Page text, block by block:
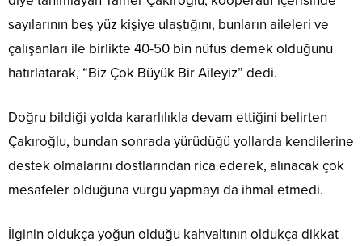
sayılarının beş yüz kişiye ulaştığını, bunların aileleri ve
çalışanları ile birlikte 40-50 bin nüfus demek olduğunu
hatırlatarak, “Biz Çok Büyük Bir Aileyiz” dedi.
Doğru bildiği yolda kararlılıkla devam ettiğini belirten
Çakıroğlu, bundan sonrada yürüdüğü yollarda kendilerine
destek olmalarını dostlarından rica ederek, alınacak çok
mesafeler olduğuna vurgu yapmayı da ihmal etmedi.
İlginin oldukça yoğun olduğu kahvaltının oldukça dikkat